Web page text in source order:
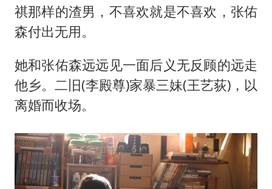
祺那样的渣男，不喜欢就是不喜欢，张佑
森付出无用。
她和张佑森远远见一面后义无反顾的远走
他乡。二旧(李殿尊)家暴三妹(王艺荻)，以
离婚而收场。